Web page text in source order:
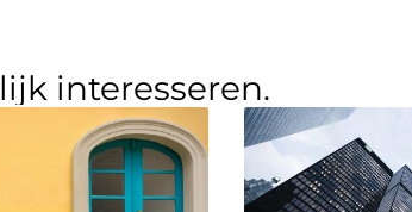
interesseren.